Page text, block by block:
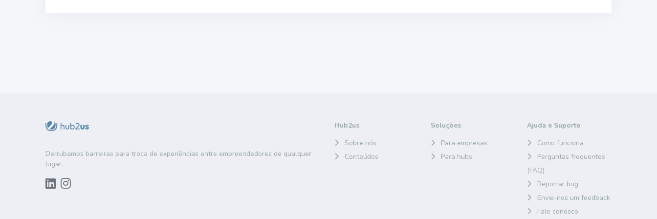
Derrubamos barreiras para troca de experiências entre empreendedores de qualquer
lugar.
Hub2us
Sobre nós
Conteúdos
Soluções
Para empresas
Para hubs
Ajuda e Suporte
Como funciona
Perguntas frequentes
(FAQ)
Reportar bug
Envie-nos um feedback
Fale conosco